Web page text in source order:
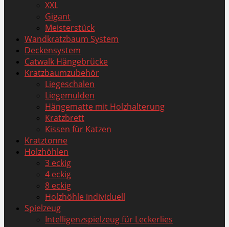
XXL
Gigant
Meisterstück
Wandkratzbaum System
Deckensystem
Catwalk Hängebrücke
Kratzbaumzubehör
Liegeschalen
Liegemulden
Hängematte mit Holzhalterung
Kratzbrett
Kissen für Katzen
Kratztonne
Holzhöhlen
3 eckig
4 eckig
8 eckig
Holzhöhle individuell
Spielzeug
Intelligenzspielzeug für Leckerlies